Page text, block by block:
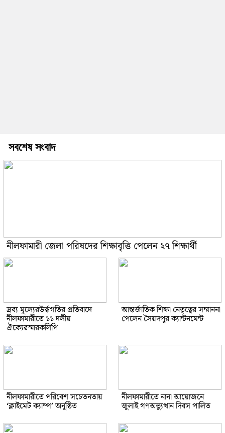
সবশেষ সংবাদ
নীলফামারী জেলা পরিষদের শিক্ষাবৃত্তি পেলেন ২৭ শিক্ষার্থী
দ্রব্য মূল্যেরউর্দ্ধগতির প্রতিবাদে
নীলফামারীতে ১১ দলীয়
ঐক্যেরস্মারকলিপি
আন্তর্জাতিক শিক্ষা নেতৃত্বের সম্মাননা
পেলেন সৈয়দপুর ক্যান্টনমেন্ট
নীলফামারীতে পরিবেশ সচেতনতায়
‘ক্লাইমেট ক্যাম্প’ অনুষ্ঠিত
নীলফামারীতে নানা আয়োজনে
জুলাই গণঅভ্যুত্থান দিবস পালিত